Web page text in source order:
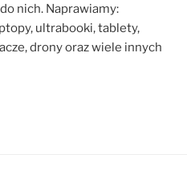
nich. Naprawiamy:
ultrabooki, tablety,
drony oraz wiele innych